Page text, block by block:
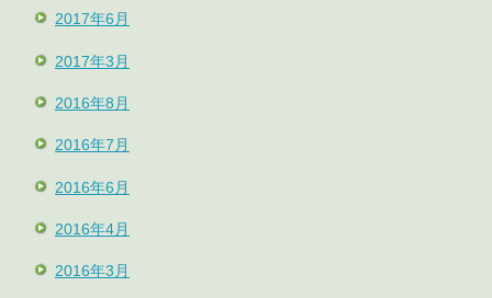
2017年6月
2017年3月
2016年8月
2016年7月
2016年6月
2016年4月
2016年3月